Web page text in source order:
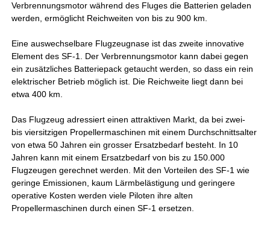
Verbrennungsmotor während des Fluges die Batterien geladen
werden, ermöglicht Reichweiten von bis zu 900 km.
Eine auswechselbare Flugzeugnase ist das zweite innovative
Element des SF-1. Der Verbrennungsmotor kann dabei gegen
ein zusätzliches Batteriepack getaucht werden, so dass ein rein
elektrischer Betrieb möglich ist. Die Reichweite liegt dann bei
etwa 400 km.
Das Flugzeug adressiert einen attraktiven Markt, da bei zwei-
bis viersitzigen Propellermaschinen mit einem Durchschnittsalter
von etwa 50 Jahren ein grosser Ersatzbedarf besteht. In 10
Jahren kann mit einem Ersatzbedarf von bis zu 150.000
Flugzeugen gerechnet werden. Mit den Vorteilen des SF-1 wie
geringe Emissionen, kaum Lärmbelästigung und geringere
operative Kosten werden viele Piloten ihre alten
Propellermaschinen durch einen SF-1 ersetzen.